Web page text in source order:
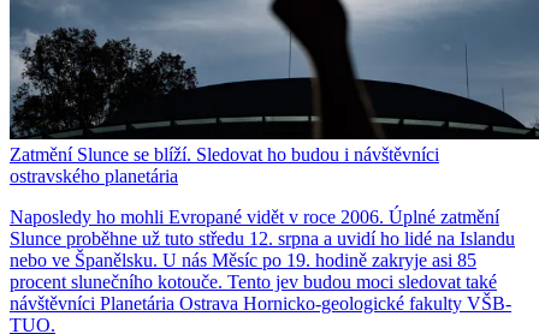
Zatmění Slunce se blíží. Sledovat ho budou i návštěvníci
ostravského planetária
Naposledy ho mohli Evropané vidět v roce 2006. Úplné zatmění
Slunce proběhne už tuto středu 12. srpna a uvidí ho lidé na Islandu
nebo ve Španělsku. U nás Měsíc po 19. hodině zakryje asi 85
procent slunečního kotouče. Tento jev budou moci sledovat také
návštěvníci Planetária Ostrava Hornicko-geologické fakulty VŠB-
TUO.